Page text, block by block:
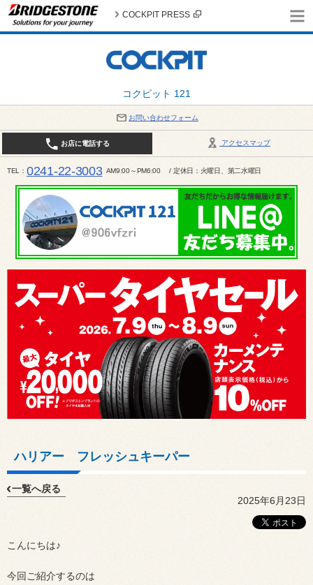
コクピット 121
COCKPIT PRESS
お問い合わせフォーム
アクセスマップ
お店に電話する
TEL 0241-22-3003 AM9:00～PM6:00 / 定休日：火曜日、第二水曜日
ハリアー フレッシュキーパー
一覧へ戻る
2025年6月23日
こんにちは♪
今回ご紹介するのは